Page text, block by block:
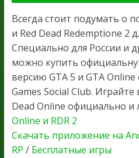
Всегда стоит подумать о
и Red Dead Redemptione 2
Специально для России и
можно купить
версию GTA 5 и GTA
Games Social Club.
Dead Online официально и
Online и RDR 2
Скачать приложение на
RP / Бесплатные игры